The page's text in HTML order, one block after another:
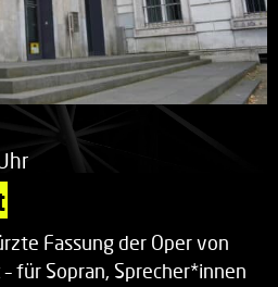
Fassung der Oper von
für Sopran, Sprecher*innen